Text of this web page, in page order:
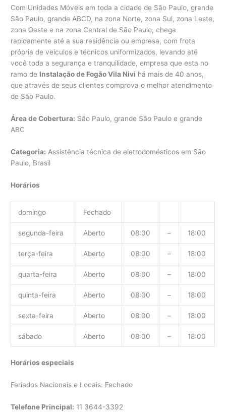
Com Unidades Móveis em toda a cidade de São Paulo, grande
São Paulo, grande ABCD, na zona Norte, zona Sul, zona Leste,
zona Oeste e na zona Central de São Paulo, chega
rapidamente até a sua residência ou empresa, com frota
própria de veículos e técnicos uniformizados, levando até
você toda a segurança e tranquilidade, empresa que esta no
ramo de Instalação de Fogão Vila Nivi há mais de 40 anos,
que através de seus clientes comprova o melhor atendimento
de São Paulo.
Área de Cobertura: São Paulo, grande São Paulo e grande
ABC
Categoria: Assistência técnica de eletrodomésticos em São
Paulo, Brasil
Horários
domingo Fechado
segunda-feira Aberto 08:00 – 18:00
terça-feira Aberto 08:00 – 18:00
quarta-feira Aberto 08:00 – 18:00
quinta-feira Aberto 08:00 – 18:00
sexta-feira Aberto 08:00 – 18:00
sábado Aberto 08:00 – 18:00
Horários especiais
Feriados Nacionais e Locais: Fechado
Telefone Principal: 11 3644-3392